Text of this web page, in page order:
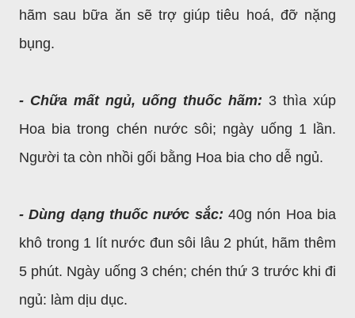
hãm sau bữa ăn sẽ trợ giúp tiêu hoá, đỡ nặng
bụng.
- Chữa mất ngủ, uống thuốc hãm: 3 thìa xúp
Hoa bia trong chén nước sôi; ngày uống 1 lần.
Người ta còn nhồi gối bằng Hoa bia cho dễ ngủ.
- Dùng dạng thuốc nước sắc: 40g nón Hoa bia
khô trong 1 lít nước đun sôi lâu 2 phút, hãm thêm
5 phút. Ngày uống 3 chén; chén thứ 3 trước khi đi
ngủ: làm dịu dục.